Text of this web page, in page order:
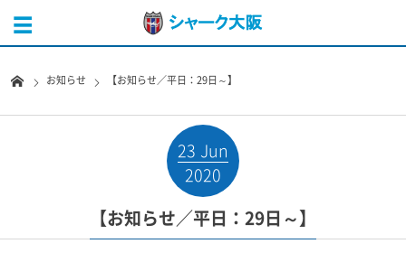
お知らせ 【お知らせ／平日：29日～】
23 Jun
2020
【お知らせ／平日：29日～】